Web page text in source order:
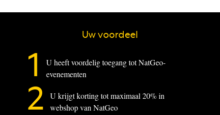
Uw voordeel
1
U heeft voordelig toegang tot NatGeo-
evenementen
2
U krijgt korting tot maximaal 20% in
webshop van NatGeo